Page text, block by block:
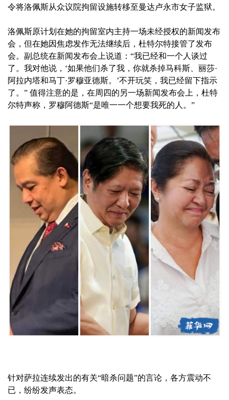
令将洛佩斯从众议院拘留设施转移至曼达卢永市女子监狱。
洛佩斯原计划在她的拘留室内主持一场未经授权的新闻发布
会，但在她因焦虑发作无法继续后，杜特尔特接管了发布
会。副总统在新闻发布会上说道：“我已经和一个人谈过
了。我对他说，‘如果他们杀了我，你就杀掉马科斯、丽莎·
阿拉内塔和马丁·罗穆亚德斯。’不开玩笑，我已经留下指示
了。” 值得注意的是，在周四的另一场新闻发布会上，杜特
尔特声称，罗穆阿德斯“是唯一一个想要我死的人。”
针对萨拉连续发出的有关“暗杀问题”的言论，各方震动不
已，纷纷发声表态。